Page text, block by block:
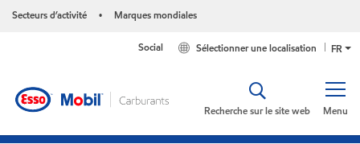
Secteurs d’activité • Marques mondiales
FR
Sélectionner une localisation
Social
Menu
Recherche sur le site web